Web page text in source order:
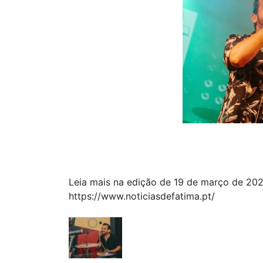
Leia mais na edição de 19 de março de
https://www.noticiasdefatima.pt/